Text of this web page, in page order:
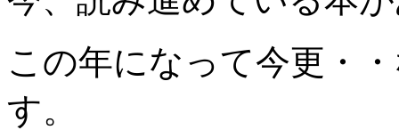
この年になって今更・
す。